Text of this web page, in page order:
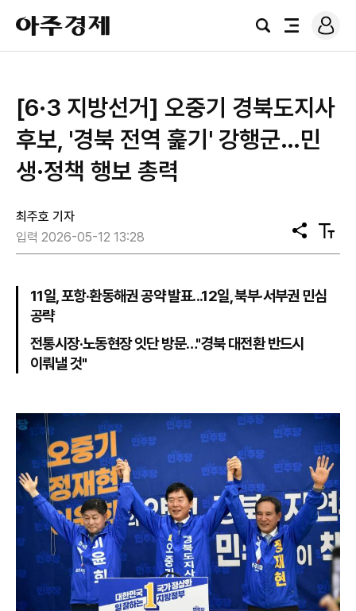
아
주
경
검
전
로
그
[6·3 지방선거] 오중기 경북도지사
후보, '경북 전역 훑기' 강행군…민
생·정책 행보 총력
최주호 기자
입력 2026-05-12 13:28
공
유
텍
스
기
11일, 포항·환동해권 공약 발표...12일, 북부·서부권 민심
공략
전통시장·노동현장 잇단 방문…"경북 대전환 반드시
이뤄낼 것"